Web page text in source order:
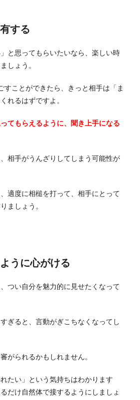
する
と思ってもらいたいなら、楽しい時
しょう。
すことができたら、きっと相手は「ま
れるはずですよ。
ってもらえるように、聞き上手になる
相手がうんざりしてしまう可能性が
適度に相槌を打って、相手にとって
ましょう。
うに心がける
つい自分を魅力的に見せたくなって
ぎると、言動がぎこちなくなってし
がられるかもしれません。
たい」という気持ちはわかります
だけ自然体で接するようにしましょ